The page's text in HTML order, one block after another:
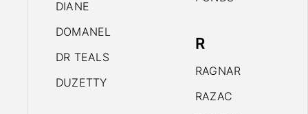
DIANE
DOMANEL
DR TEALS
DUZETTY
R
RAGNAR
RAZAC